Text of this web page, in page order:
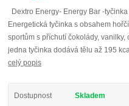
Dextro Energy- Energy Bar -
Energetická tyčinka s obsahem
sportům s příchutí čokolády,
jedna tyčinka dodává tělu až 195
celý popis
Dostupnost Skladem